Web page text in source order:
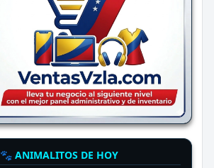
🐾 ANIMALITOS DE HOY